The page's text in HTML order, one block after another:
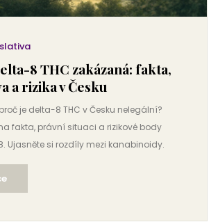
8 THC zakázaná: fakta,
a rizika v Česku
je delta-8 THC v Česku nelegální?
fakta, právní situaci a rizikové body
Ujasněte si rozdíly mezi kanabinoidy.